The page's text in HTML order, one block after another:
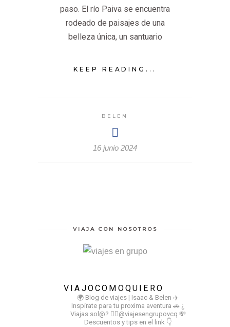
paso. El río Paiva se encuentra
rodeado de paisajes de una
belleza única, un santuario
KEEP READING...
BELEN
16 junio 2024
VIAJA CON NOSOTROS
VIAJOCOMOQUIERO
🌍 Blog de viajes | Isaac & Belen ✈️
Inspírate para tu proxima aventura 🚗 ¿
Viajas sol@? 👉🏻@viajesengrupovcq 💸
Descuentos y tips en el link 👇